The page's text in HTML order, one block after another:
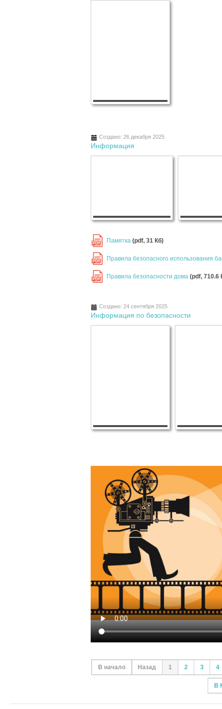
Создано: 26 декабря 2025
Информация
PDF Памятка(pdf, 31 Кб)
PDF Правила безопасного использования
PDF Правила безопасности дома(pdf, 710.6
Создано: 24 сентября 2025
Информация по безопасности
В начало Назад 1 2 3 4
В